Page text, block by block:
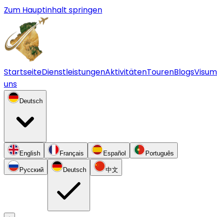
Zum Hauptinhalt springen
StartseiteDienstleistungenAktivitätenTourenBlogs
uns
Deutsch
English Français Español Português
Русский Deutsch 中文